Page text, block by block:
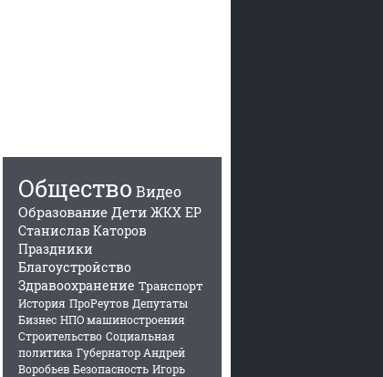
Общество Видео
Образование Дети ЖКХ ЕР
Станислав Каторов
Праздники
Благоустройство
Здравоохранение Транспорт
История ПроРеутов Депутаты
Бизнес НПО машиностроения
Строительство Социальная
политика Губернатор Андрей
Воробьев Безопасность Игорь